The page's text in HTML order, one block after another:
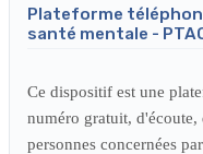
Plateforme
santé mentale -
Ce dispositif est une
numéro gratuit,
personnes concernées